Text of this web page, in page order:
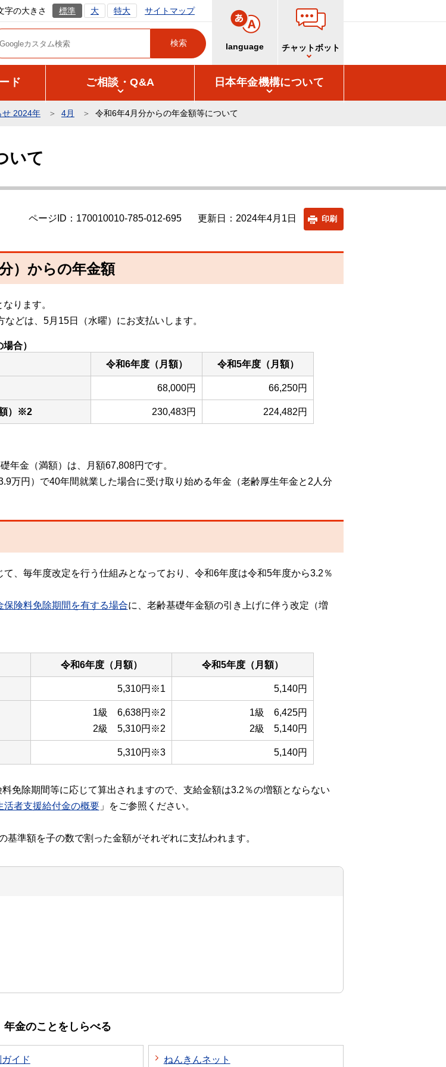
字の大きさ 標準 大 特大 サイトマップ
language チャットボット
ド ご相談・Q&A 日本年金機構について
せ 2024年 4月 令和6年4月分からの年金額等について
いて
ページID：170010010-785-012-695 更新日：2024年4月1日 印刷
）からの年金額
ります。
どは、5月15日（水曜）にお支払いします。
合）
令和6年度（月額）
令和5年度（月額）
68,000円 66,250円
）※2 230,483円 224,482円
年金（満額）は、月額67,808円です。
万円）で40年間就業した場合に受け取り始める年金（老齢厚生年金と2人分
、毎年度改定を行う仕組みとなっており、令和6年度は令和5年度から3.2％
保険料免除期間を有する場合に、老齢基礎年金額の引き上げに伴う改定（増
令和6年度（月額）
令和5年度（月額）
5,310円※1 5,140円
1級 6,638円※2
2級 5,310円※2
1級 6,425円
2級 5,140円
5,310円※3 5,140円
免除期間等に応じて算出されますので、支給金額は3.2％の増額とならない
活者支援給付金の概要」をご参照ください。
準額を子の数で割った金額がそれぞれに支払われます。
年金のことをしらべる
イド ねんきんネット